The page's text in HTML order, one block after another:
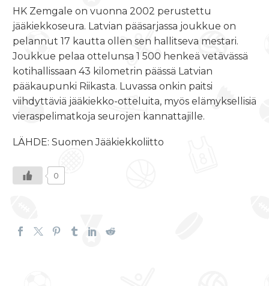
HK Zemgale on vuonna 2002 perustettu
jääkiekkoseura. Latvian pääsarjassa joukkue on
pelannut 17 kautta ollen sen hallitseva mestari.
Joukkue pelaa ottelunsa 1 500 henkeä vetävässä
kotihallissaan 43 kilometrin päässä Latvian
pääkaupunki Riikasta. Luvassa onkin paitsi
viihdyttäviä jääkiekko-otteluita, myös elämyksellisiä
vieraspelimatkoja seurojen kannattajille.
LÄHDE: Suomen Jääkiekkoliitto
0